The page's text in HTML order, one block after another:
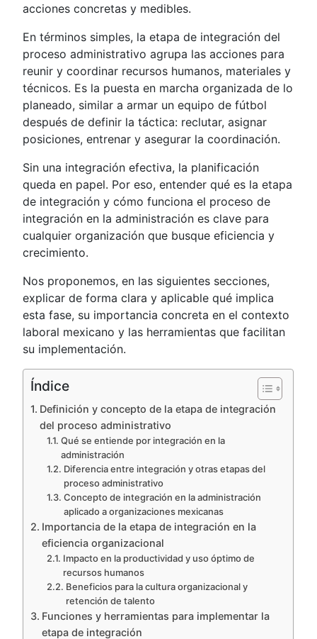
acciones concretas y medibles.
En términos simples, la etapa de integración del
proceso administrativo agrupa las acciones para
reunir y coordinar recursos humanos, materiales y
técnicos. Es la puesta en marcha organizada de lo
planeado, similar a armar un equipo de fútbol
después de definir la táctica: reclutar, asignar
posiciones, entrenar y asegurar la coordinación.
Sin una integración efectiva, la planificación
queda en papel. Por eso, entender qué es la etapa
de integración y cómo funciona el proceso de
integración en la administración es clave para
cualquier organización que busque eficiencia y
crecimiento.
Nos proponemos, en las siguientes secciones,
explicar de forma clara y aplicable qué implica
esta fase, su importancia concreta en el contexto
laboral mexicano y las herramientas que facilitan
su implementación.
Índice
Definición y concepto de la etapa de integración
del proceso administrativo
Qué se entiende por integración en la
administración
Diferencia entre integración y otras etapas del
proceso administrativo
Concepto de integración en la administración
aplicado a organizaciones mexicanas
Importancia de la etapa de integración en la
eficiencia organizacional
Impacto en la productividad y uso óptimo de
recursos humanos
Beneficios para la cultura organizacional y
retención de talento
Funciones y herramientas para implementar la
etapa de integración